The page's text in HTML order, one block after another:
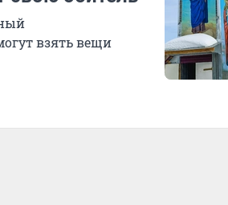
взять вещи